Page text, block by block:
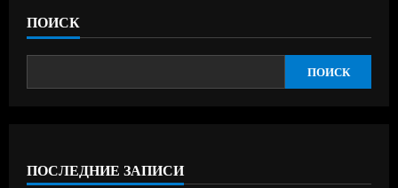
ПОИСК
ПОИСК
ПОСЛЕДНИЕ ЗАПИСИ